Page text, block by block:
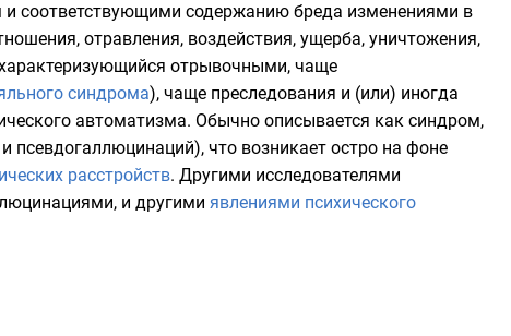
соответствующими содержанию бреда изменениями в
, отравления, воздействия, ущерба, уничтожения,
отрывочными, чаще
синдрома), чаще преследования и (или) иногда
автоматизма. Обычно описывается как синдром,
псевдогаллюцинаций), что возникает остро на фоне
расстройств. Другими исследователями
и другими явлениями психического